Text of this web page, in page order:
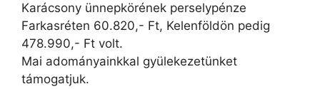
Karácsony ünnepkörének perselypénze
Farkasréten 60.820,- Ft, Kelenföldön pedig
478.990,- Ft volt.
Mai adományainkkal gyülekezetünket
támogatjuk.